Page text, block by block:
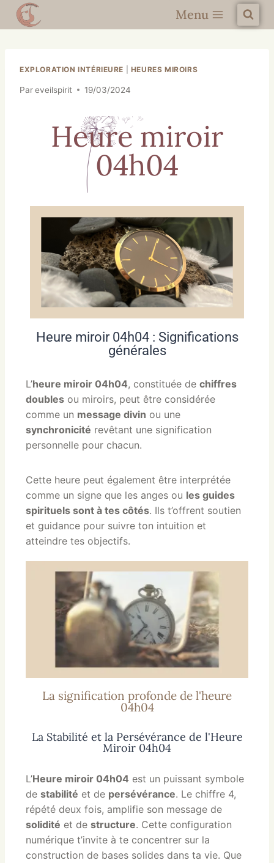
Menu
EXPLORATION INTÉRIEURE HEURES MIROIRS
Pareveilspirit 19/03/2024
Heure miroir
04h04
Heure miroir 04h04 : Significations
générales
L’heure miroir 04h04, constituée de chiffres
doubles ou miroirs, peut être considérée
comme un message divin ou une
synchronicité revêtant une signification
personnelle pour chacun.
Cette heure peut également être interprétée
comme un signe que les anges ou les guides
spirituels sont à tes côtés. Ils t’offrent soutien
et guidance pour suivre ton intuition et
atteindre tes objectifs.
La signification profonde de l'heure
04h04
La Stabilité et la Persévérance de l'Heure
Miroir 04h04
L’Heure miroir 04h04 est un puissant symbole
de stabilité et de persévérance. Le chiffre 4,
répété deux fois, amplifie son message de
solidité et de structure. Cette configuration
numérique t’invite à te concentrer sur la
construction de bases solides dans ta vie. Que